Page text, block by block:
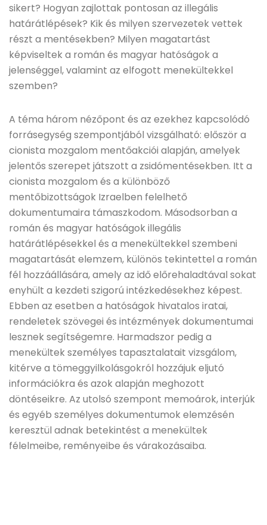
sikert? Hogyan zajlottak pontosan az illegális
határátlépések? Kik és milyen szervezetek vettek
részt a mentésekben? Milyen magatartást
képviseltek a román és magyar hatóságok a
jelenséggel, valamint az elfogott menekültekkel
szemben?
A téma három nézőpont és az ezekhez kapcsolódó
forrásegység szempontjából vizsgálható: először a
cionista mozgalom mentőakciói alapján, amelyek
jelentős szerepet játszott a zsidómentésekben. Itt a
cionista mozgalom és a különböző
mentőbizottságok Izraelben felelhető
dokumentumaira támaszkodom. Másodsorban a
román és magyar hatóságok illegális
határátlépésekkel és a menekültekkel szembeni
magatartását elemzem, különös tekintettel a román
fél hozzáállására, amely az idő előrehaladtával sokat
enyhült a kezdeti szigorú intézkedésekhez képest.
Ebben az esetben a hatóságok hivatalos iratai,
rendeletek szövegei és intézmények dokumentumai
lesznek segítségemre. Harmadszor pedig a
menekültek személyes tapasztalatait vizsgálom,
kitérve a tömeggyilkolásgokról hozzájuk eljutó
információkra és azok alapján meghozott
döntéseikre. Az utolsó szempont memoárok, interjúk
és egyéb személyes dokumentumok elemzésén
keresztül adnak betekintést a menekültek
félelmeibe, reményeibe és várakozásaiba.